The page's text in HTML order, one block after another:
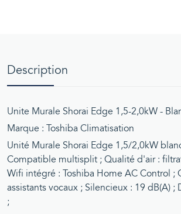
Description
Unite Murale Shorai Edge 1,5-2,0kW -
Marque : Toshiba Climatisation
Unité Murale Shorai Edge 1,5/2,0kW
Compatible multisplit ; Qualité d'air :
Wifi intégré : Toshiba Home AC Control ;
assistants vocaux ; Silencieux : 19 dB(A)
;